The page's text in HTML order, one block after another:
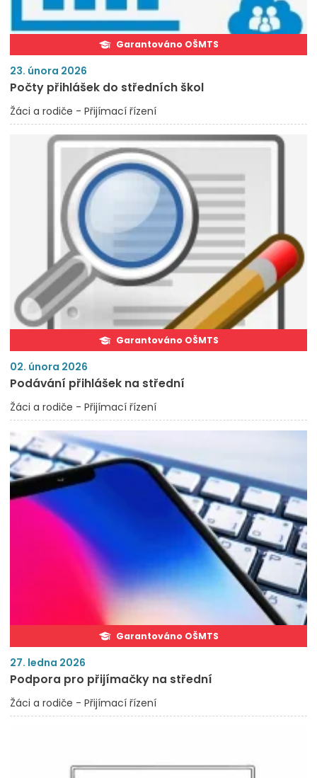
Garantováno OŠMTS
23. února 2026
Počty přihlášek do středních škol
Žáci a rodiče - Přijímací řízení
Garantováno OŠMTS
02. února 2026
Podávání přihlášek na střední
Žáci a rodiče - Přijímací řízení
Garantováno OŠMTS
27. ledna 2026
Podpora pro přijímačky na střední
Žáci a rodiče - Přijímací řízení